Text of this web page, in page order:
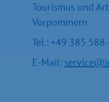
Tourismus und
Vorpommern
Tel.: +49 385
E-Mail: